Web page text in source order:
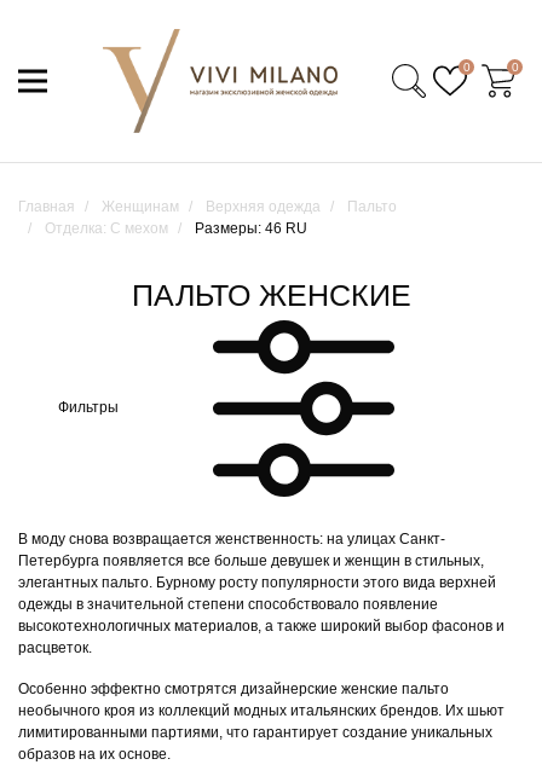
0 0
Главная Женщинам Верхняя одежда
Пальто
Отделка: С мехом
Размеры: 46 RU
ПАЛЬТО ЖЕНСКИЕ
Фильтры
В моду снова возвращается женственность: на улицах Санкт-
Петербурга появляется все больше девушек и женщин в стильных,
элегантных пальто. Бурному росту популярности этого вида верхней
одежды в значительной степени способствовало появление
высокотехнологичных материалов, а также широкий выбор фасонов и
расцветок.
Особенно эффектно смотрятся дизайнерские женские пальто
необычного кроя из коллекций модных итальянских брендов. Их шьют
лимитированными партиями, что гарантирует создание уникальных
образов на их основе.